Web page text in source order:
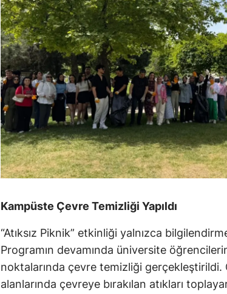
Kampüste Çevre Temizliği Yapıldı
“Atıksız Piknik” etkinliği yalnızca
Programın devamında üniversite
noktalarında çevre temizliği gerçekleştirildi.
alanlarında çevreye bırakılan atıkları